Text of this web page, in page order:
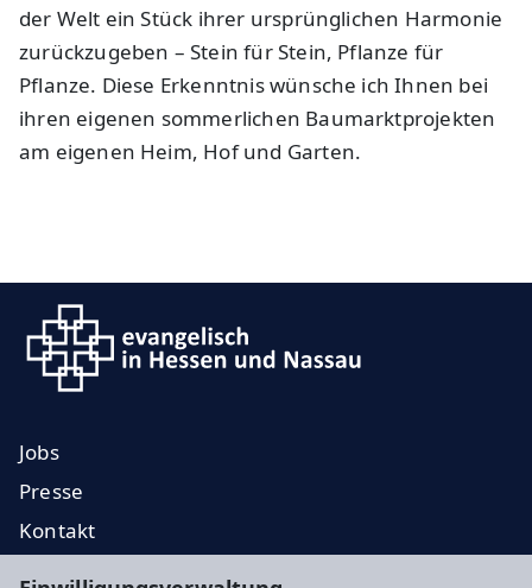
der Welt ein Stück ihrer ursprünglichen Harmonie
zurückzugeben – Stein für Stein, Pflanze für
Pflanze. Diese Erkenntnis wünsche ich Ihnen bei
ihren eigenen sommerlichen Baumarktprojekten
am eigenen Heim, Hof und Garten.
Jobs
Presse
Kontakt